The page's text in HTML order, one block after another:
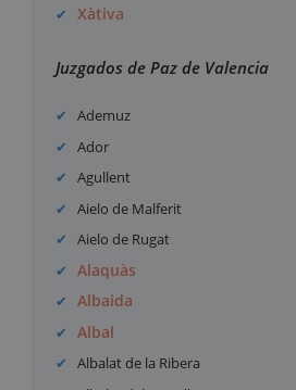
Xàtiva
Juzgados de Paz de Valencia
Ademuz
Ador
Agullent
Aielo de Malferit
Aielo de Rugat
Alaquàs
Albaida
Albal
Albalat de la Ribera